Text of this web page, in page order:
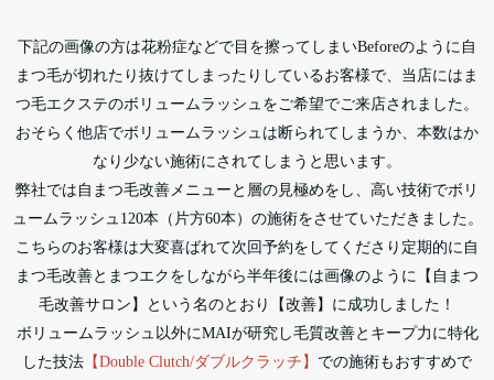
下記の画像の方は花粉症などで目を擦ってしまいBeforeのように自
まつ毛が切れたり抜けてしまったりしているお客様で、当店にはま
つ毛エクステのボリュームラッシュをご希望でご来店されました。
おそらく他店でボリュームラッシュは断られてしまうか、本数はか
なり少ない施術にされてしまうと思います。
弊社では自まつ毛改善メニューと層の見極めをし、高い技術でボリ
ュームラッシュ120本（片方60本）の施術をさせていただきました。
こちらのお客様は大変喜ばれて次回予約をしてくださり定期的に自
まつ毛改善とまつエクをしながら半年後には画像のように【自まつ
毛改善サロン】という名のとおり【改善】に成功しました！
ボリュームラッシュ以外にMAIが研究し毛質改善とキープ力に特化
した技法 【Double Clutch/ダブルクラッチ】 での施術もおすすめで